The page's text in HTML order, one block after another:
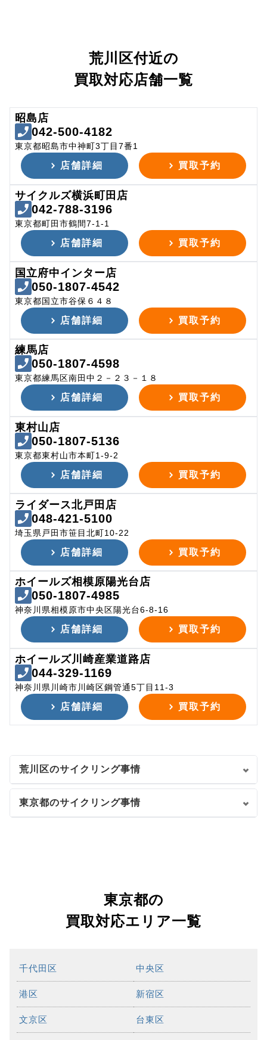
荒川区付近の
買取対応店舗一覧
昭島店
042-500-4182
東京都昭島市中神町3丁目7番1
店舗詳細 買取予約
サイクルズ横浜町田店
042-788-3196
東京都町田市鶴間7-1-1
店舗詳細 買取予約
国立府中インター店
050-1807-4542
東京都国立市谷保６４８
店舗詳細 買取予約
練馬店
050-1807-4598
東京都練馬区南田中２－２３－１８
店舗詳細 買取予約
東村山店
050-1807-5136
東京都東村山市本町1-9-2
店舗詳細 買取予約
ライダース北戸田店
048-421-5100
埼玉県戸田市笹目北町10-22
店舗詳細 買取予約
ホイールズ相模原陽光台店
050-1807-4985
神奈川県相模原市中央区陽光台6-8-16
店舗詳細 買取予約
ホイールズ川崎産業道路店
044-329-1169
神奈川県川崎市川崎区鋼管通5丁目11-3
店舗詳細 買取予約
荒川区のサイクリング事情
東京都のサイクリング事情
東京都の
買取対応エリア一覧
千代田区 中央区
港区 新宿区
文京区 台東区